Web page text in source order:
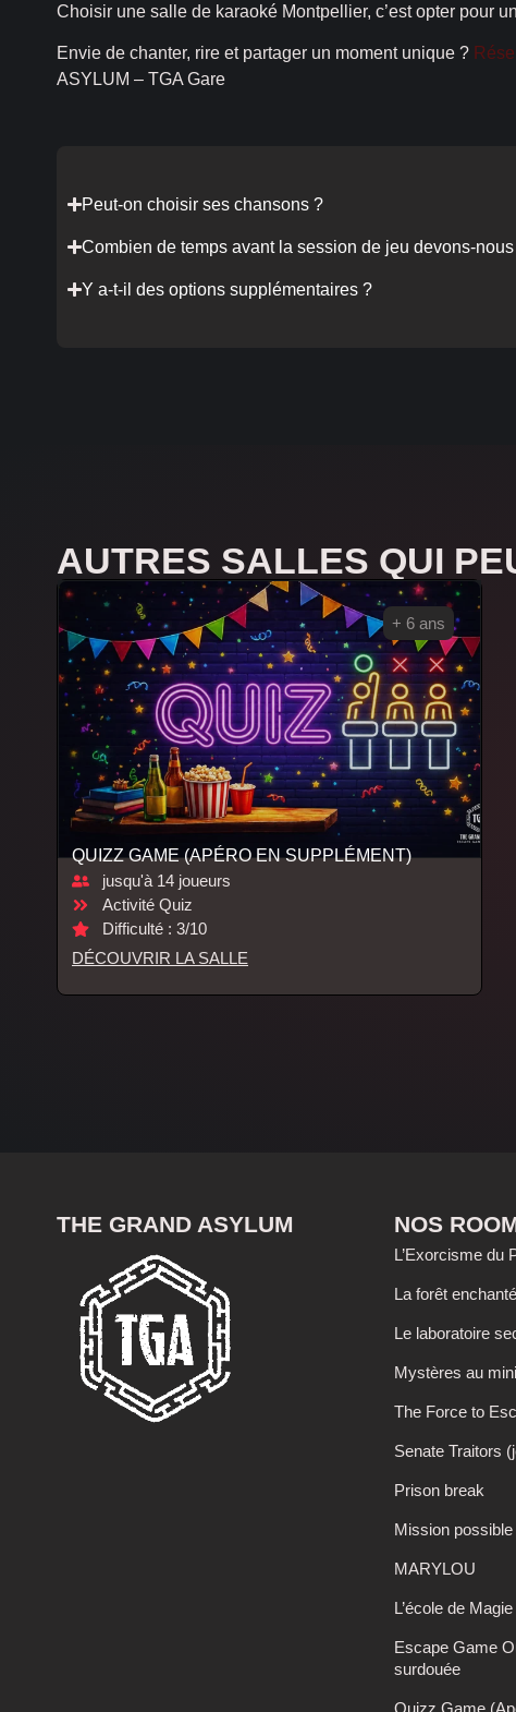
Choisir une salle de karaoké Montpellier, c’est opter pour
Envie de chanter, rire et partager un moment unique ?
ASYLUM – TGA Gare
Peut-on choisir ses chansons ?
Combien de temps avant la session de jeu devons-
Y a-t-il des options supplémentaires ?
AUTRES SALLES QUI
+ 6 ans
QUIZZ GAME (APÉRO EN SUPPLÉMENT)
jusqu'à 14 joueurs
Activité Quiz
Difficulté : 3/10
DÉCOUVRIR LA SALLE
THE GRAND ASYLUM NOS
L’Exorcisme du
La forêt
Le laboratoire
Mystères au
The Force to
Senate Traitors
Prison break
Mission possible
MARYLOU
L’école de Magie
Escape Game
surdouée
Quizz Game